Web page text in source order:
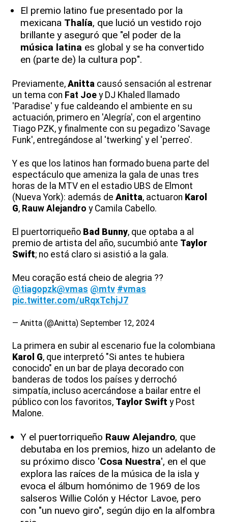
El premio latino fue presentado por la
mexicana Thalía, que lució un vestido rojo
brillante y aseguró que "el poder de la
música latina es global y se ha convertido
en (parte de) la cultura pop".
Previamente, Anitta causó sensación al estrenar
un tema con Fat Joe y DJ Khaled llamado
'Paradise' y fue caldeando el ambiente en su
actuación, primero en 'Alegría', con el argentino
Tiago PZK, y finalmente con su pegadizo 'Savage
Funk', entregándose al 'twerking' y el 'perreo'.
Y es que los latinos han formado buena parte del
espectáculo que ameniza la gala de unas tres
horas de la MTV en el estadio UBS de Elmont
(Nueva York): además de Anitta, actuaron Karol
G, Rauw Alejandro y Camila Cabello.
El puertorriqueño Bad Bunny, que optaba a al
premio de artista del año, sucumbió ante Taylor
Swift; no está claro si asistió a la gala.
Meu coração está cheio de alegria ??
@tiagopzk@vmas @mtv #vmas
pic.twitter.com/uRqxTchjJ7
— Anitta (@Anitta) September 12, 2024
La primera en subir al escenario fue la colombiana
Karol G, que interpretó "Si antes te hubiera
conocido" en un bar de playa decorado con
banderas de todos los países y derrochó
simpatía, incluso acercándose a bailar entre el
público con los favoritos, Taylor Swift y Post
Malone.
Y el puertorriqueño Rauw Alejandro, que
debutaba en los premios, hizo un adelanto de
su próximo disco 'Cosa Nuestra', en el que
explora las raíces de la música de la isla y
evoca el álbum homónimo de 1969 de los
salseros Willie Colón y Héctor Lavoe, pero
con "un nuevo giro", según dijo en la alfombra